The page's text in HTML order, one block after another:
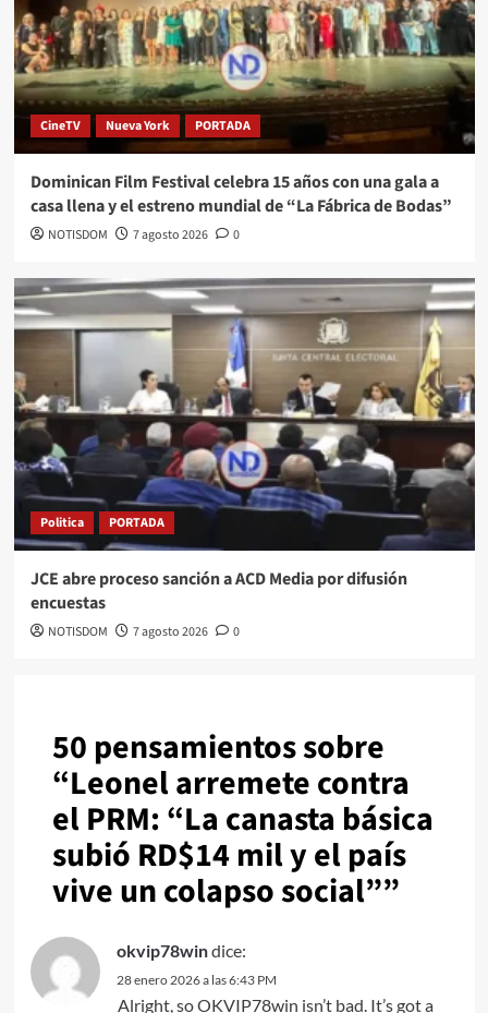
CineTV Nueva York PORTADA
Dominican Film Festival celebra 15 años con una gala a
casa llena y el estreno mundial de “La Fábrica de Bodas”
NOTISDOM 7 agosto 2026 0
Politica PORTADA
JCE abre proceso sanción a ACD Media por difusión
encuestas
NOTISDOM 7 agosto 2026 0
50 pensamientos sobre
“Leonel arremete contra
el PRM: “La canasta básica
subió RD$14 mil y el país
vive un colapso social””
okvip78windice:
28 enero 2026 a las 6:43 PM
Alright, so OKVIP78win isn’t bad. It’s got a